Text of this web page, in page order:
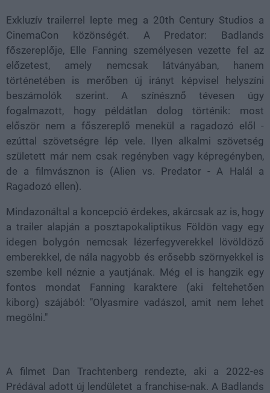
Exkluzív trailerrel lepte meg a 20th Century Studios a
CinemaCon közönségét. A Predator: Badlands
főszereplője, Elle Fanning személyesen vezette fel az
előzetest, amely nemcsak látványában, hanem
történetében is merőben új irányt képvisel helyszíni
beszámolók szerint. A színésznő tévesen úgy
fogalmazott, hogy példátlan dolog történik: most
először nem a főszereplő menekül a ragadozó elől -
ezúttal szövetségre lép vele. Ilyen alkalmi szövetség
született már nem csak regényben vagy képregényben,
de a filmvásznon is (Alien vs. Predator - A Halál a
Ragadozó ellen).
Mindazonáltal a koncepció érdekes, akárcsak az is, hogy
a trailer alapján a posztapokaliptikus Földön vagy egy
idegen bolygón nemcsak lézerfegyverekkel lövöldöző
emberekkel, de nála nagyobb és erősebb szörnyekkel is
szembe kell néznie a yautjának. Még el is hangzik egy
fontos mondat Fanning karaktere (aki feltehetően
kiborg) szájából: "Olyasmire vadászol, amit nem lehet
megölni."
A filmet Dan Trachtenberg rendezte, aki a 2022-es
Prédával adott új lendületet a franchise-nak. A Badlands